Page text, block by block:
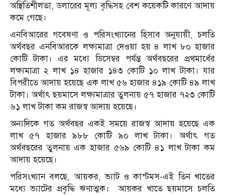
অস্থিতিশীলতা, ডলারের মূল্য বৃদ্ধিসহ বেশ কয়েকটি কারণে আদায়
কমে গেছে।
এনবিআরের গবেষণা ও পরিসংখ্যানের হিসাব অনুযায়ী, চলতি
অর্থবছর এনবিআরকে লক্ষ্যমাত্রা দেওয়া হয় ৪ লাখ ৮০ হাজার
কোটি টাকা। এর মধ্যে ডিসেম্বর পর্যন্ত অর্থবছরের প্রথমার্ধের
লক্ষ্যমাত্রা ২ লাখ ১৪ হাজার ১৪৩ কোটি ১০ লাখ টাকা। যার
বিপরীতে আদায় হয়েছে এক লাখ ৫৬ হাজার ৪১৯ কোটি ৪৯ লাখ
টাকা। অর্থাৎ ছয়মাসে লক্ষ্যমাত্রার তুলনায় ৫৭ হাজার ৭২৩ কোটি
৬১ লাখ টাকা কম রাজস্ব আদায় হয়েছে।
অন্যদিকে গত অর্থবছর একই সময়ে রাজস্ব আদায় হয়েছে এক
লাখ ৫৭ হাজার ৯৮৮ কোটি ৯০ লাখ টাকা। অর্থাৎ গত
অর্থবছরের তুলনায় এক হাজার ৫৬৯ কোটি ৪১ লাখ টাকা কম
আদায় হয়েছে।
পরিসংখ্যান বলছে, আয়কর, ভ্যাট ও কাস্টমস-এই তিন খাতের
মধ্যে ভ্যাটের প্রবৃদ্ধি ঋণাত্মক। আয়কর খাতে ছয়মাসে চলতি